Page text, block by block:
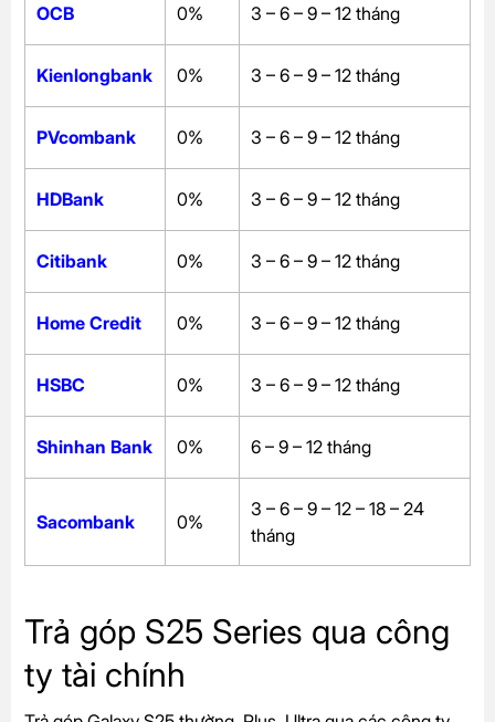
OCB 0% 3 – 6 – 9 – 12 tháng
Kienlongbank 0% 3 – 6 – 9 – 12 tháng
PVcombank 0% 3 – 6 – 9 – 12 tháng
HDBank 0% 3 – 6 – 9 – 12 tháng
Citibank 0% 3 – 6 – 9 – 12 tháng
Home Credit 0% 3 – 6 – 9 – 12 tháng
HSBC 0% 3 – 6 – 9 – 12 tháng
Shinhan Bank 0% 6 – 9 – 12 tháng
Sacombank 0%
3 – 6 – 9 – 12 – 18 – 24
tháng
Trả góp S25 Series qua công
ty tài chính